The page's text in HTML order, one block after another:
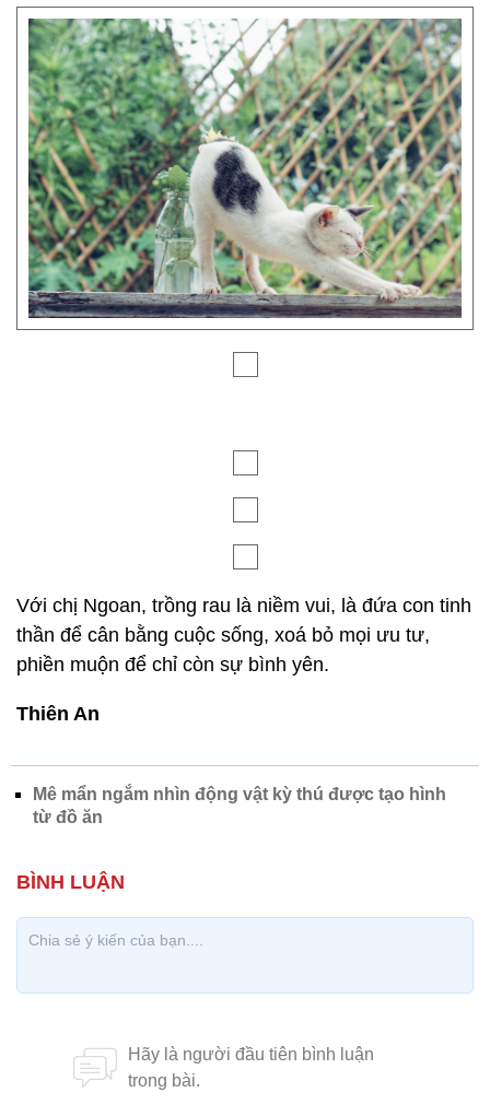
Với chị Ngoan, trồng rau là niềm vui, là đứa con tinh
thần để cân bằng cuộc sống, xoá bỏ mọi ưu tư,
phiền muộn để chỉ còn sự bình yên.
Thiên An
Mê mẩn ngắm nhìn động vật kỳ thú được tạo hình
từ đồ ăn